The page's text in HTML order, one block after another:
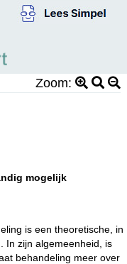
Zoom:
mogelijk
is een theoretische, in
In zijn algemeenheid, is
behandeling meer over